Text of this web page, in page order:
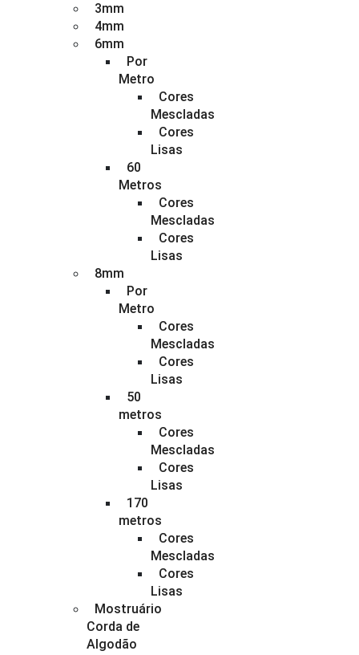
3mm
4mm
6mm
Por
Metro
Cores
Mescladas
Cores
Lisas
60
Metros
Cores
Mescladas
Cores
Lisas
8mm
Por
Metro
Cores
Mescladas
Cores
Lisas
50
metros
Cores
Mescladas
Cores
Lisas
170
metros
Cores
Mescladas
Cores
Lisas
Mostruário
Corda de
Algodão